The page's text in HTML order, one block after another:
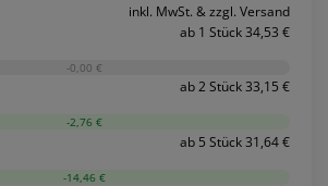
inkl. MwSt. & zzgl. Versand
ab 1 Stück 34,53 €
-0,00 €
ab 2 Stück 33,15 €
-2,76 €
ab 5 Stück 31,64 €
-14,46 €